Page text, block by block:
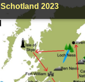
Schotland 2023